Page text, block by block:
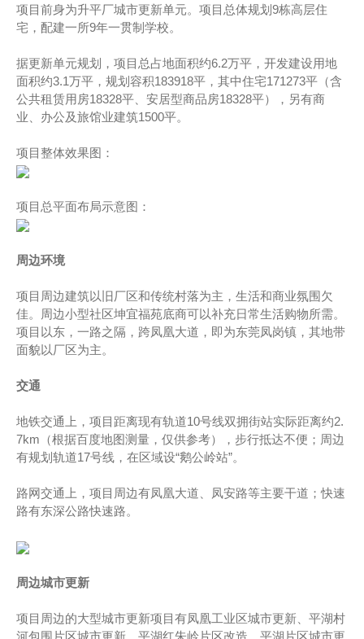
项目前身为升平厂城市更新单元。项目总体规划9栋高层住
宅，配建一所9年一贯制学校。
据更新单元规划，项目总占地面积约6.2万平，开发建设用地
面积约3.1万平，规划容积183918平，其中住宅171273平（含
公共租赁用房18328平、安居型商品房18328平），另有商
业、办公及旅馆业建筑1500平。
项目整体效果图：
项目总平面布局示意图：
周边环境
项目周边建筑以旧厂区和传统村落为主，生活和商业氛围欠
佳。周边小型社区坤宜福苑底商可以补充日常生活购物所需。
项目以东，一路之隔，跨凤凰大道，即为东莞凤岗镇，其地带
面貌以厂区为主。
交通
地铁交通上，项目距离现有轨道10号线双拥街站实际距离约2.
7km（根据百度地图测量，仅供参考），步行抵达不便；周边
有规划轨道17号线，在区域设“鹅公岭站”。
路网交通上，项目周边有凤凰大道、凤安路等主要干道；快速
路有东深公路快速路。
周边城市更新
项目周边的大型城市更新项目有凤凰工业区城市更新、平湖村
河包围片区城市更新、平湖红朱岭片区改造、平湖片区城市更